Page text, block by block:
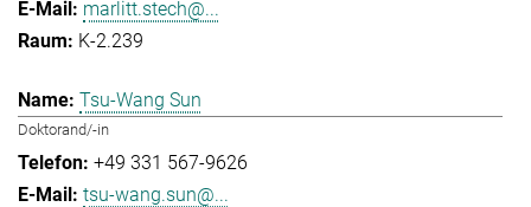
marlitt.stech@...
K-2.239
Tsu-Wang Sun
Doktorand/-in
+49 331 567-9626
tsu-wang.sun@...